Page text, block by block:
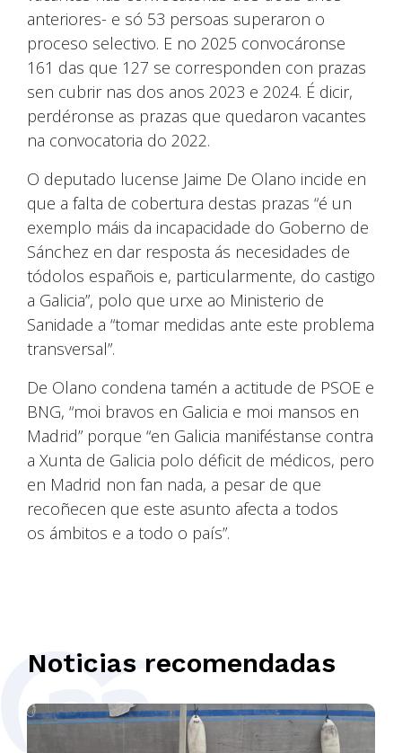
anteriores- e só 53 persoas superaron o
proceso selectivo. E no 2025 convocáronse
161 das que 127 se corresponden con prazas
sen cubrir nas dos anos 2023 e 2024. É dicir,
perdéronse as prazas que quedaron vacantes
na convocatoria do 2022.
O deputado lucense Jaime De Olano incide en
que a falta de cobertura destas prazas “é un
exemplo máis da incapacidade do Goberno de
Sánchez en dar resposta ás necesidades de
tódolos españois e, particularmente, do castigo
a Galicia”, polo que urxe ao Ministerio de
Sanidade a “tomar medidas ante este problema
transversal”.
De Olano condena tamén a actitude de PSOE e
BNG, “moi bravos en Galicia e moi mansos en
Madrid” porque “en Galicia maniféstanse contra
a Xunta de Galicia polo déficit de médicos, pero
en Madrid non fan nada, a pesar de que
recoñecen que este asunto afecta a todos
os ámbitos e a todo o país”.
Noticias recomendadas